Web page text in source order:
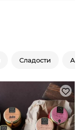
Сладости